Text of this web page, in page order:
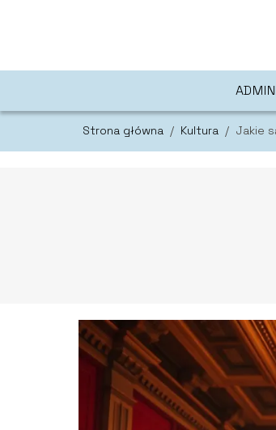
Strona główna / Kultura / Jakie